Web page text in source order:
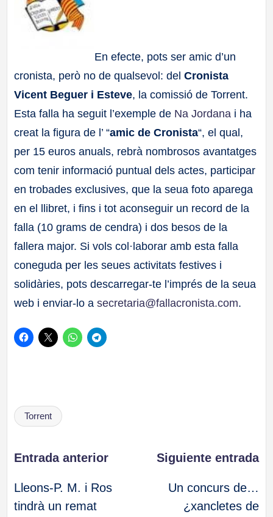
En efecte, pots ser amic d’un
cronista, però no de qualsevol: del Cronista
Vicent Beguer i Esteve, la comissió de Torrent.
Esta falla ha seguit l’exemple de Na Jordana i ha
creat la figura de l’ “amic de Cronista“, el qual,
per 15 euros anuals, rebrà nombrosos avantatges
com tenir informació puntual dels actes, participar
en trobades exclusives, que la seua foto aparega
en el llibret, i fins i tot aconseguir un record de la
falla (10 grams de cendra) i dos besos de la
fallera major. Si vols col·laborar amb esta falla
coneguda per les seues activitats festives i
solidàries, pots descarregar-te l’imprés de la seua
web i enviar-lo asecretaria@fallacronista.com.
Etiquetas:
Torrent
Navegación
de
Entrada anterior
Lleons-P. M. i Ros
tindrà un remat
Siguiente entrada
Un concurs de…
¿xancletes de